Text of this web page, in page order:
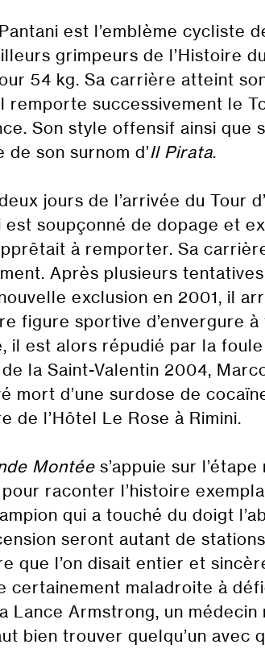
est l’emblème cycliste
grimpeurs de l’Histoire
54 kg. Sa carrière atteint
remporte successivement le
Son style offensif ainsi que
de son surnom d’Il Pirata.
jours de l’arrivée du Tour
est soupçonné de dopage et
à remporter. Sa
Après plusieurs
exclusion en 2001, il
figure sportive d’envergure
il est alors répudié par la foule
la Saint-Valentin 2004,
mort d’une surdose de
de l’Hôtel Le Rose à Rimini.
Montée s’appuie sur
pour raconter l’histoire
qui a touché du doigt
seront autant de
que l’on disait entier et
certainement maladroite à
Lance Armstrong, un médecin
bien trouver quelqu’un avec